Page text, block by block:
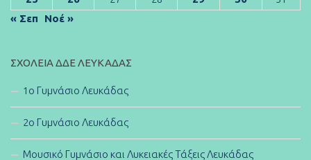
« Σεπ
Νοέ »
ΣΧΟΛΕΊΑ ΔΔΕ ΛΕΥΚΆΔΑΣ
1ο Γυμνάσιο Λευκάδας
2ο Γυμνάσιο Λευκάδας
Μουσικό Γυμνάσιο και Λυκειακές Τάξεις Λευκάδας